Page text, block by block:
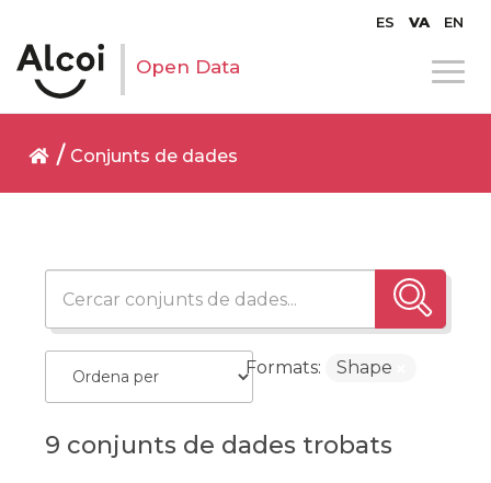
ES VA EN
Open Data
Conjunts de dades
9 conjunts de dades trobats
Formats: Shape